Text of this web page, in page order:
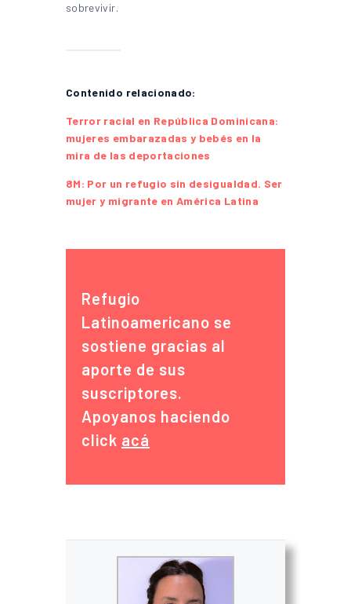
sobrevivir.
Contenido relacionado:
Terror racial en República Dominicana:
mujeres embarazadas y bebés en la
mira de las deportaciones
8M: Por un refugio sin desigualdad. Ser
mujer y migrante en América Latina
Refugio
Latinoamericano se
sostiene gracias al
aporte de sus
suscriptores.
Apoyanos haciendo
click acá